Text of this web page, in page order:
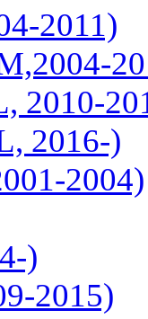
2011)
2010-
2016-)
2004)
)
2015)